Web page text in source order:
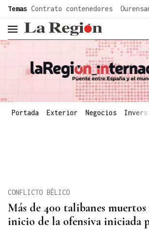
Temas Contrato contenedores
header.menu.open
Portada Exterior Negocios
Más de 400 talibanes muertos
inicio de la ofensiva iniciada
CONFLICTO BÉLICO